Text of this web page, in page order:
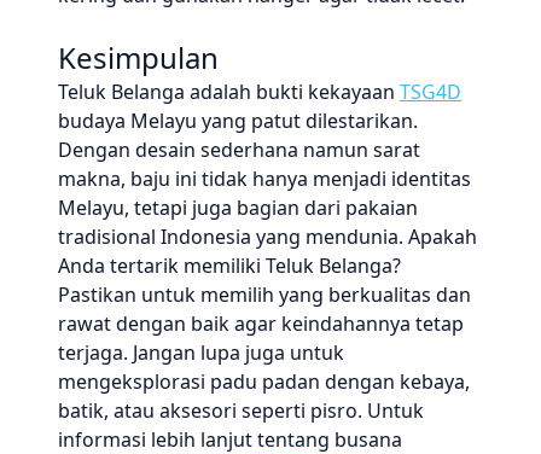
Kesimpulan
Teluk Belanga adalah bukti kekayaan TSG4D
budaya Melayu yang patut dilestarikan.
Dengan desain sederhana namun sarat
makna, baju ini tidak hanya menjadi identitas
Melayu, tetapi juga bagian dari pakaian
tradisional Indonesia yang mendunia. Apakah
Anda tertarik memiliki Teluk Belanga?
Pastikan untuk memilih yang berkualitas dan
rawat dengan baik agar keindahannya tetap
terjaga. Jangan lupa juga untuk
mengeksplorasi padu padan dengan kebaya,
batik, atau aksesori seperti pisro. Untuk
informasi lebih lanjut tentang busana